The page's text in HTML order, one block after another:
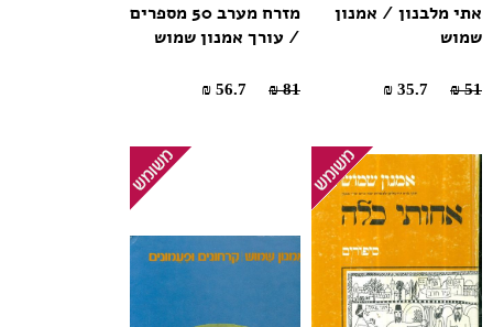
אתי מלבנון / אמנון
שמוש
51 ₪
מזרח מערב 50 מספרים
/ עורך אמנון שמוש
81 ₪